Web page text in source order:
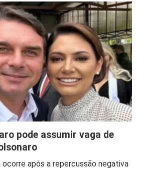
pode assumir vaga de
após a repercussão negativa